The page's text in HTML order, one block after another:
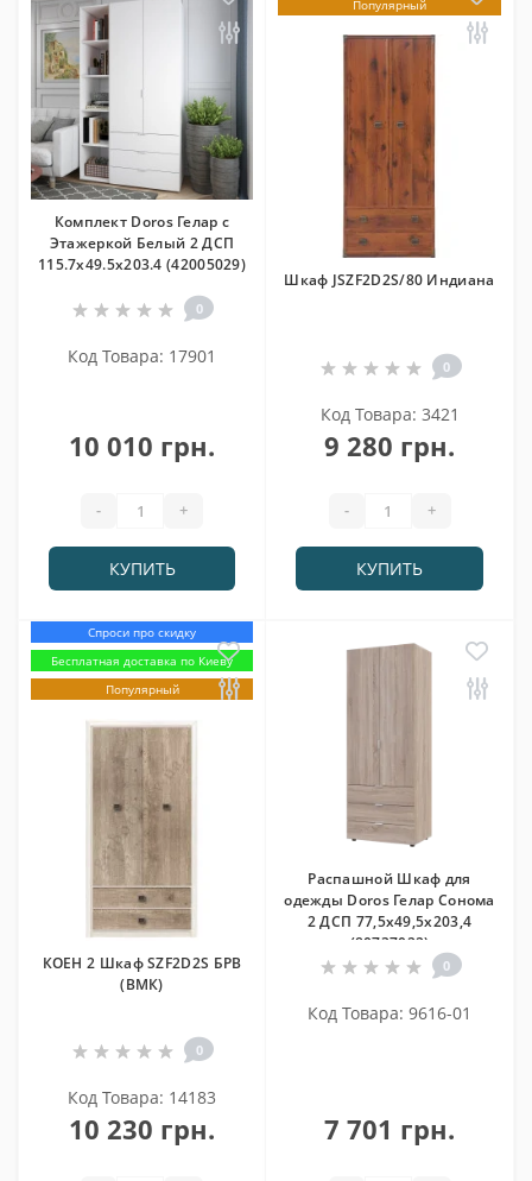
Комплект Doros Гелар с
Этажеркой Белый 2 ДСП
115.7х49.5х203.4 (42005029)
0
Код Товара: 17901
10 010 грн.
- +
КУПИТЬ
Популярный
Шкаф JSZF2D2S/80 Индиана
0
Код Товара: 3421
9 280 грн.
- +
КУПИТЬ
Спроси про скидку
Бесплатная доставка по Киеву
Популярный
КОЕН 2 Шкаф SZF2D2S БРВ
(ВМК)
0
Код Товара: 14183
10 230 грн.
Распашной Шкаф для
одежды Doros Гелар Cонома
2 ДСП 77,5х49,5х203,4
(80737022)
0
Код Товара: 9616-01
7 701 грн.